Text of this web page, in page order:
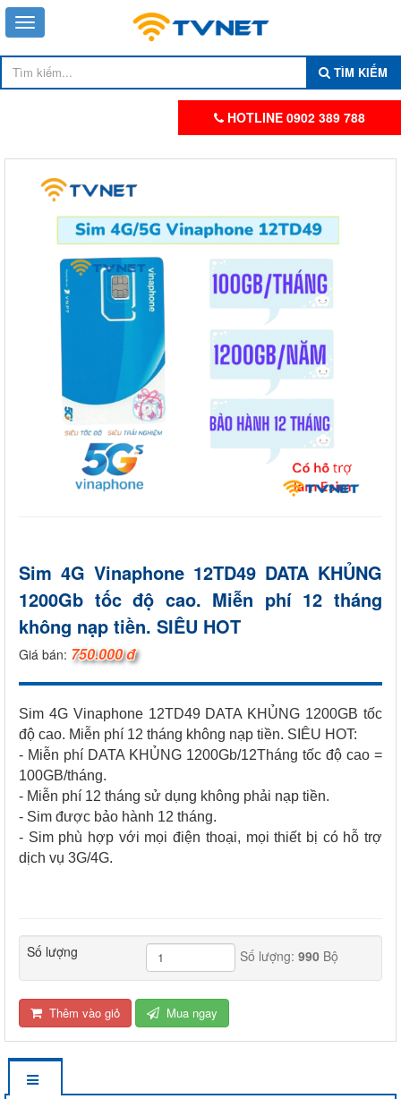
TÌM KIẾM
HOTLINE 0902 389 788
Sim 4G Vinaphone 12TD49 DATA KHỦNG
1200Gb tốc độ cao. Miễn phí 12 tháng
không nạp tiền. SIÊU HOT
Giá bán: 750.000 đ
Sim 4G Vinaphone 12TD49 DATA KHỦNG 1200GB tốc
độ cao. Miễn phí 12 tháng không nạp tiền. SIÊU HOT:
- Miễn phí DATA KHỦNG 1200Gb/12Tháng tốc độ cao =
100GB/tháng.
- Miễn phí 12 tháng sử dụng không phải nạp tiền.
- Sim được bảo hành 12 tháng.
- Sim phù hợp với mọi điện thoại, mọi thiết bị có hỗ trợ
dịch vụ 3G/4G.
Số lượng Số lượng: 990Bộ
Thêm vào giỏ Mua ngay